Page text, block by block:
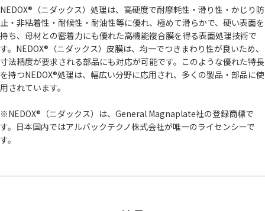
NEDOX®（ニダックス）処理は、高硬度で耐摩耗性・滑り性・かじり防
止・非粘着性・耐候性・耐油性等に優れ、極めて滑らかで、硬い表面を
持ち、母材との密着力にも優れた高機能複合膜を得る表面処理技術で
す。NEDOX®（ニダックス）皮膜は、均一でつきまわり性が良いため、
寸法精度が要求される部品にも対応が可能です。このような優れた特長
を持つNEDOX®処理は、幅広い分野に応用され、多くの製品・部品に使
用されています。
※NEDOX®（ニダックス）は、General Magnaplate社の登録商標で
す。日本国内ではアルバックテクノ株式会社が唯一のライセンシーで
す。